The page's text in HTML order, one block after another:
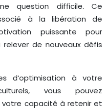
question difficile. Ce
à la libération de
puissante pour
de nouveaux défis
d’optimisation à votre
vous pouvez
votre capacité à retenir et